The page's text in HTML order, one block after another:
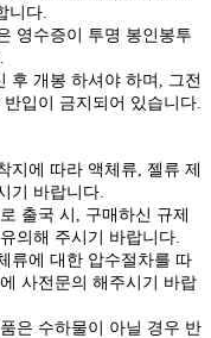
니다.
영수증이 투명 봉인봉투
후 개봉 하셔야 하며, 그전
입이 금지되어 있습니다.
지에 따라 액체류, 젤류 제
기 바랍니다.
출국 시, 구매하신 규제
의해 주시기 바랍니다.
류에 대한 압수절차를 따
사전문의 해주시기 바랍
은 수하물이 아닐 경우 반